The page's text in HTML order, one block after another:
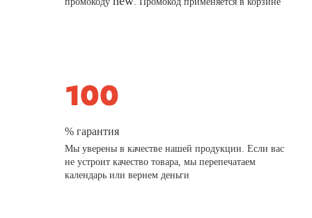
% гарантия
Мы уверены в качестве нашей продукции. Если вас
не устроит качество товара, мы перепечатаем
календарь или вернем деньги